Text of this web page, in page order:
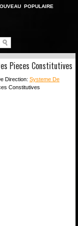
POPULAIRE
Pieces Constitutives
Direction: Systeme De
Constitutives